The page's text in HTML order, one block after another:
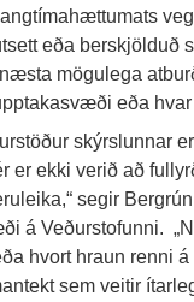
eða
mögulega
eða
skýrslunnar
er ekki verið að
segir
á Veðurstofunni.
hvort hraun renni
sem veitir